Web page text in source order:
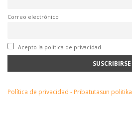
Correo electrónico
Acepto la política de privacidad
Política de privacidad - Pribatutasun politika